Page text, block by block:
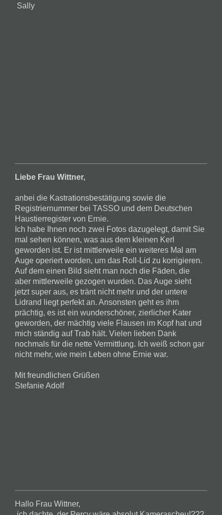
Sally
Liebe Frau Wittner,
anbei die Kastrationsbestätigung sowie die
Registriernummer bei TASSO und dem Deutschen
Haustierregister von Ernie.
Ich habe Ihnen noch zwei Fotos dazugelegt, damit Sie
mal sehen können, was aus dem kleinen Kerl
geworden ist. Er ist mittlerweile ein weiteres Mal am
Auge operiert worden, um das Roll-Lid zu korrigieren.
Auf dem einen Bild sieht man noch die Fäden, die
aber mittlerweile gezogen wurden. Das Auge sieht
jetzt super aus, es tränt nicht mehr und der untere
Lidrand liegt perfekt an. Ansonsten geht es ihm
prächtig, es ist ein wunderschöner, zierlicher Kater
geworden, der mächtig viele Flausen im Kopf hat und
mich ständig auf Trab hält. Vielen lieben Dank
nochmals für die nette Vermittlung. Ich weiß schon gar
nicht mehr, wie mein Leben ohne Ernie war.
Mit freundlichen Grüßen
Stefanie Adolf
Hallo Frau Wittner,